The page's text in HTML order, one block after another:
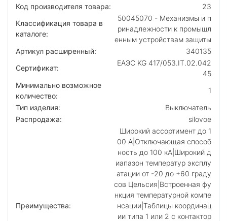
Код производителя товара:
23
Классификация товара в
каталоге:
50045070 - Механизмы и п
ринадлежности к промышл
енным устройствам защиты
Артикул расширенный:
340135
Сертификат:
ЕАЭС KG 417/053.IT.02.042
45
Минимально возможное
количество:
1
Тип изделия:
Выключатель
Распродажа:
silovoe
Преимущества:
Широкий ассортимент до 1
00 А|Отключающая способ
ность до 100 кА|Широкий д
иапазон температур эксплу
атации от -20 до +60 граду
сов Цельсия|Встроенная фу
нкция температурной компе
нсации|Таблицы координац
ии типа 1 или 2 с контактор